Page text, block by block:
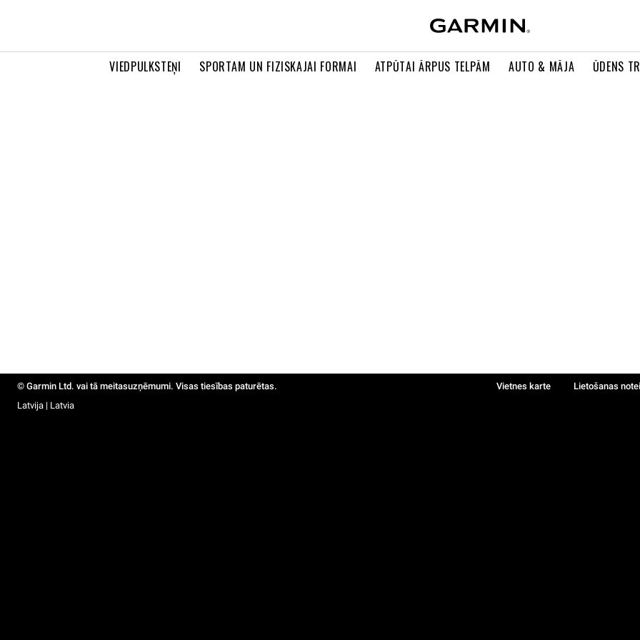
VIEDPULKSTEŅI SPORTAM UN FIZISKAJAI FORMAI ATPŪTAI ĀRPUS TELPĀM AUTO & MĀJA ŪDENS
© Garmin Ltd. vai tā meitasuzņēmumi. Visas tiesības paturētas. Vietnes karte Lietošanas
Latvija | Latvia